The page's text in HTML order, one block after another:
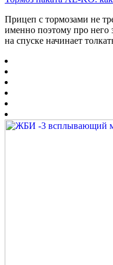
Прицеп с тормозами не
именно поэтому про него
на спуске начинает